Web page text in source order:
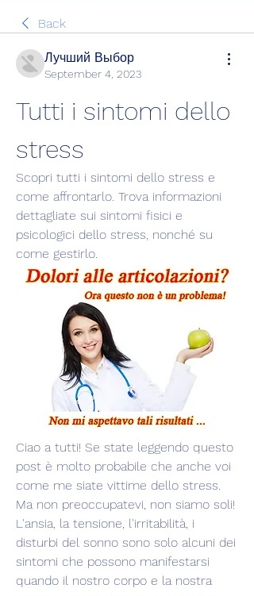
Back
Лучший Выбор
September 4, 2023
Tutti i sintomi dello
stress
Scopri tutti i sintomi dello stress e
come affrontarlo. Trova informazioni
dettagliate sui sintomi fisici e
psicologici dello stress, nonché su
come gestirlo.
Ciao a tutti! Se state leggendo questo
post è molto probabile che anche voi
come me siate vittime dello stress.
Ma non preoccupatevi, non siamo soli!
L'ansia, la tensione, l'irritabilità, i
disturbi del sonno sono solo alcuni dei
sintomi che possono manifestarsi
quando il nostro corpo e la nostra